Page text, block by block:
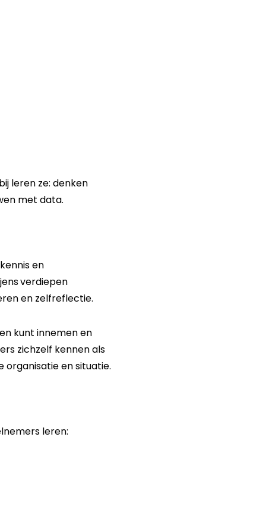
leren ze: denken
met data.
en
verdiepen
en zelfreflectie.
kunt innemen en
zichzelf kennen als
organisatie en situatie.
leren: